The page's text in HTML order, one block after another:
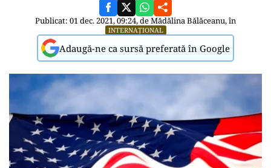
Publicat: 01 dec. 2021, 09:24, deMădălina Bălăceanu, în
INTERNAȚIONAL
Adaugă-ne ca sursă preferată în Google